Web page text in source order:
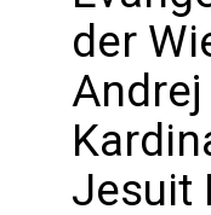
der
Jesuit